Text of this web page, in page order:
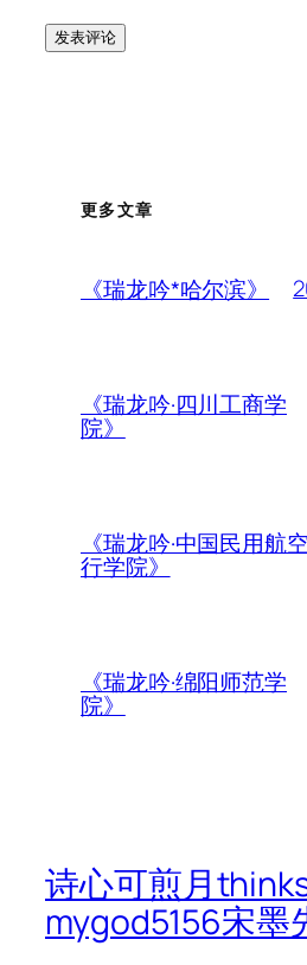
更多文章
《瑞龙吟*哈尔滨》
《瑞龙吟·四川工商学
院》
《瑞龙吟·中国民用航
行学院》
《瑞龙吟·绵阳师范学
院》
诗心可煎月
mygod5156宋墨